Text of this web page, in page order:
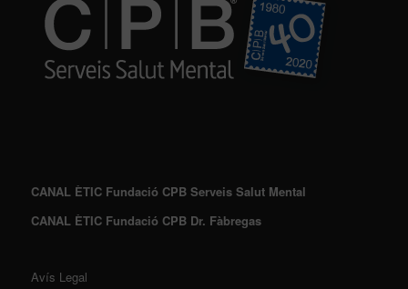
CANAL ÈTIC Fundació CPB Serveis Salut Mental
CANAL ÈTIC Fundació CPB Dr. Fàbregas
Avís Legal